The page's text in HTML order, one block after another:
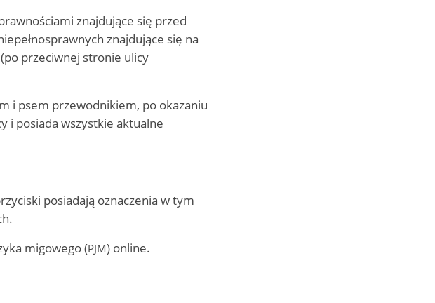
znajdujące się przed
znajdujące się na
przeciwnej stronie ulicy
i psem przewodnikiem, po okazaniu
i posiada wszystkie aktualne
posiadają oznaczenia w tym
migowego (PJM) online.